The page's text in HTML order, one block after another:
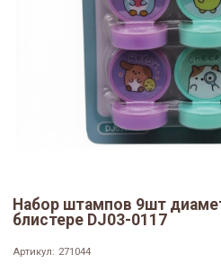
Набор штампов 9шт
блистере DJ03-0117
Артикул: 271044